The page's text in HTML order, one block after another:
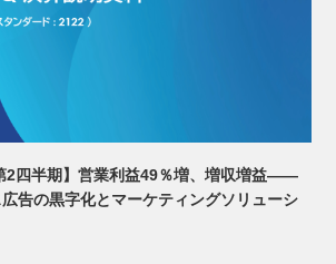
2四半期】営業利益49％増、増収増益――
告の黒字化とマーケティングソリューシ